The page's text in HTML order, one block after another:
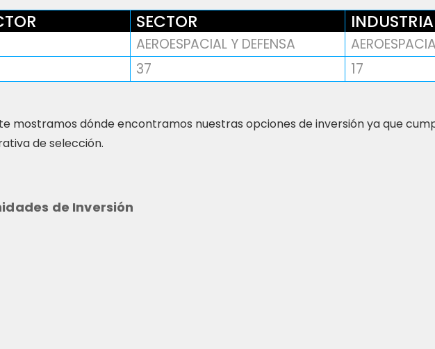
SECTOR INDUSTRIA
AEROESPACIAL Y DEFENSA
37 17
mostramos dónde encontramos nuestras opciones de inversión ya que
de selección.
de Inversión